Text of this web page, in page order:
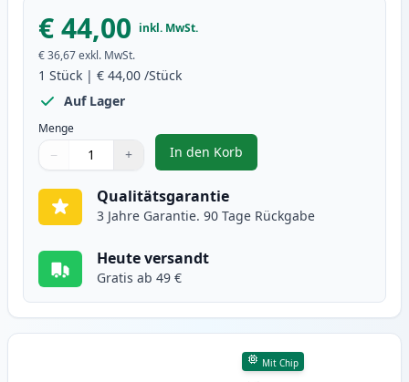
€ 44,00 inkl. MwSt.
€ 36,67exkl. MwSt.
1 Stück | € 44,00 /Stück
Auf Lager
Menge
Verwenden Sie die Tasten, um anzupassen
− +
1
In den Korb
, Brother TN3170 (TN3130)
Qualitätsgarantie
3 Jahre Garantie. 90 Tage Rückgabe
Heute versandt
Gratis ab 49 €
Mit Chip